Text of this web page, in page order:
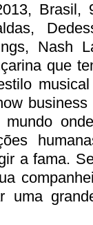
Brasil,
Nash
que
a fama.
uma